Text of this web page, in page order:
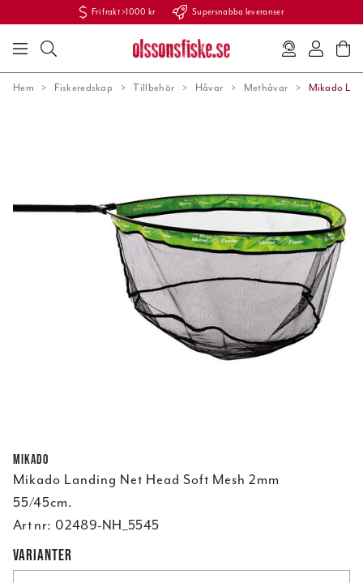
Fri frakt >1000 kr Supersnabba leveranser
Hem Fiskeredskap Tillbehör Håvar Methåvar Mikado
Mikado
Mikado Landing Net Head Soft Mesh 2mm
55/45cm.
Art nr: 02489-NH_5545
VARIANTER